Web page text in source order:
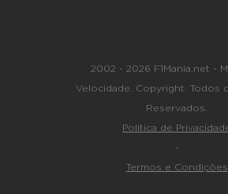
2002 - 2026 F1Mania.net -
Velocidade. Copyright. Todos
Reservados.
Política de
-
Termos e Condições